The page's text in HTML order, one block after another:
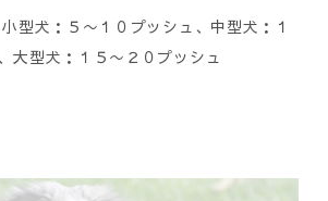
型犬：５〜１０プッシュ、中型犬：１
大型犬：１５〜２０プッシュ